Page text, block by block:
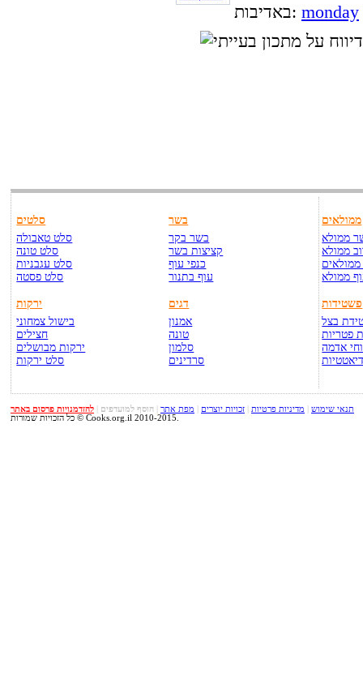
באדיבות: monday
סלטים
סלט טאבולה
סלט טונה
סלט עגבניות
סלט פסטה
ירקות
בישול צמחוני
חצילים
ירקות מבושלים
סלט ירקות
בשר
בשר בקר
קציצות בשר
כנפי עוף
עוף בתנור
דגים
אמנון
טונה
סלמון
סרדינים
ממולאים
ממולא
ממולא
ממולא
פשטידות
בצל
פטריות
אדמה
תנאי שימוש מדיניות פרטיות זכויות יוצרים מפת אתר הוסף למועדפים
להזדמנויות פרסום באתר
כל הזכויות שמורות © Cooks.org.il 2010-2015.